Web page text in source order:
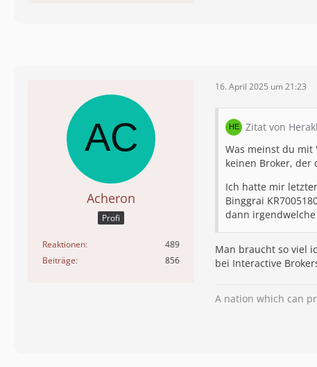
Acheron
Profi
Reaktionen
489
Beiträge
856
16. April 2025 um 21:23
Zitat von
Was meinst du mit
keinen Broker, der
Ich hatte mir
Binggrai
dann irgendwelche
Man braucht so viel
bei Interactive
A nation which can